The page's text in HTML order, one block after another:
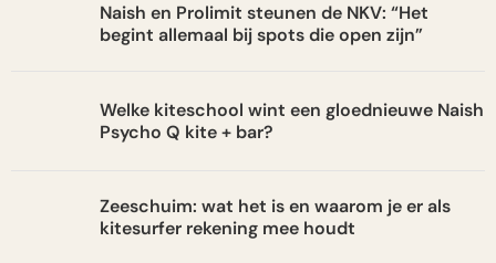
Naish en Prolimit steunen de NKV: “Het
begint allemaal bij spots die open zijn”
Welke kiteschool wint een gloednieuwe Naish
Psycho Q kite + bar?
Zeeschuim: wat het is en waarom je er als
kitesurfer rekening mee houdt